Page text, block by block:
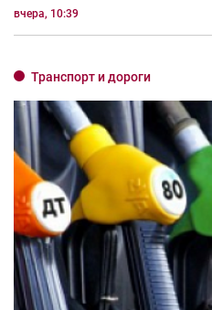
вчера, 10:39
Транспорт и дороги